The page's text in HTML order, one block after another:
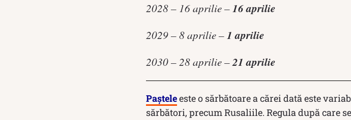
2028 – 16 aprilie –16 aprilie
2029 – 8 aprilie –1 aprilie
2030 – 28 aprilie –21 aprilie
Paşteleeste o sărbătoare a cărei dată este
sărbători, precum Rusaliile. Regula după care